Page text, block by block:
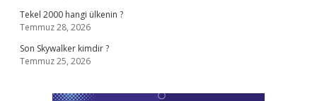
Tekel 2000 hangi ülkenin ?
Temmuz 28, 2026
Son Skywalker kimdir ?
Temmuz 25, 2026